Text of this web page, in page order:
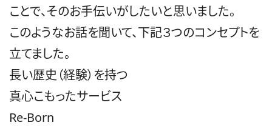
ことで、そのお手伝いがしたいと思いました。
このようなお話を聞いて、下記３つのコンセプトを
立てました。
長い歴史（経験）を持つ
真心こもったサービス
Re-Born